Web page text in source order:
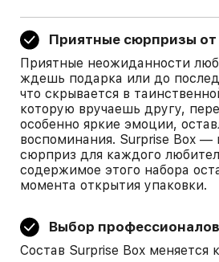
Приятные сюрпризы
Приятные неожиданности
ждешь подарка или до
что скрывается в
которую вручаешь другу,
особенно яркие эмоции,
воспоминания. Surprise Box —
сюрприз для каждого
содержимое этого набора
момента открытия упаковки.
Выбор профессионалов
Состав Surprise Box меняется